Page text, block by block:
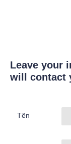
Leave your
will contact
Tên